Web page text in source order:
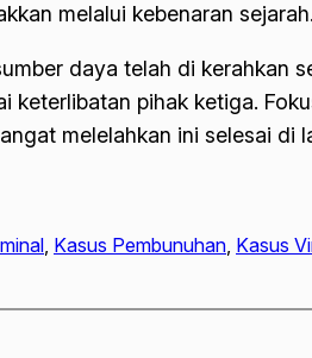
melalui kebenaran sejarah.
daya telah di kerahkan
pihak ketiga.
melelahkan ini selesai di
, Kasus Pembunuhan, Kasus